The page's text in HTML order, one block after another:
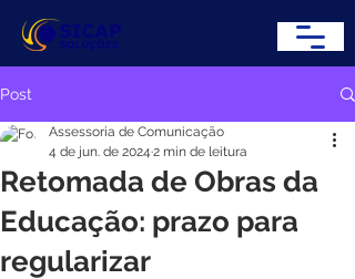
Post
Retomada de Obras da
Educação: prazo para
regularizar
Assessoria de Comunicação
4 de jun. de 2024 2 min de leitura